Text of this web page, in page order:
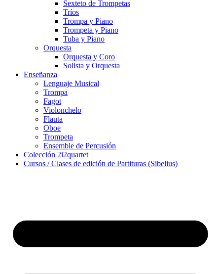
Sexteto de Trompetas
Tríos
Trompa y Piano
Trompeta y Piano
Tuba y Piano
Orquesta
Orquesta y Coro
Solista y Orquesta
Enseñanza
Lenguaje Musical
Trompa
Fagot
Violonchelo
Flauta
Oboe
Trompeta
Ensemble de Percusión
Colección 2i2quartet
Cursos / Clases de edición de Partituras (Sibelius)